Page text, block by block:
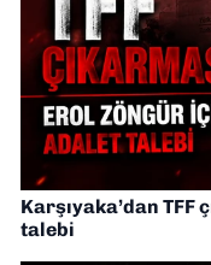
Karşıyaka’dan
talebi